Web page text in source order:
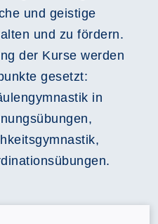
und geistige
und zu fördern.
der Kurse werden
gesetzt:
in